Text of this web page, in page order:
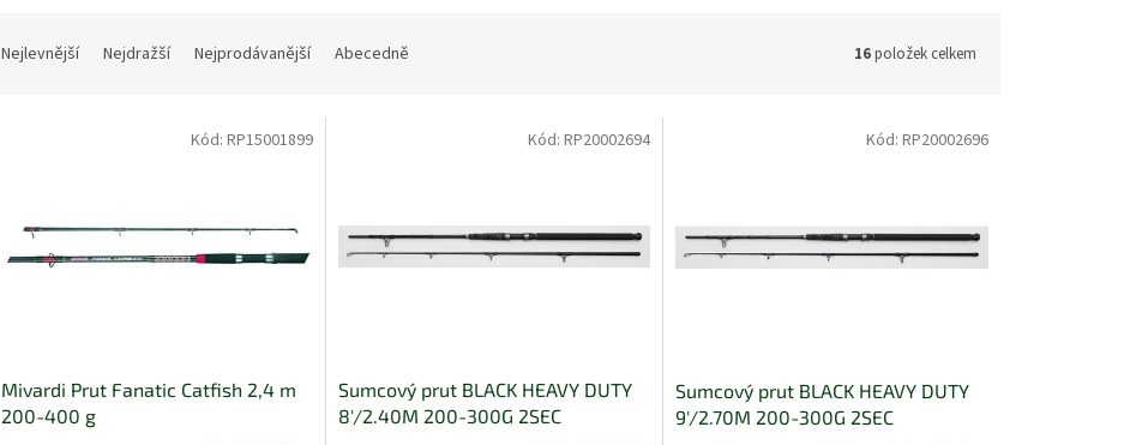
Nejlevnější Nejdražší Nejprodávanější Abecedně 16položek celkem
Mivardi Prut Fanatic Catfish 2,4 m
200-400 g
Kód: RP15001899
Sumcový prut BLACK HEAVY DUTY
8'/2.40M 200-300G 2SEC
Kód: RP20002694
Sumcový prut BLACK HEAVY DUTY
9'/2.70M 200-300G 2SEC
Kód: RP20002696